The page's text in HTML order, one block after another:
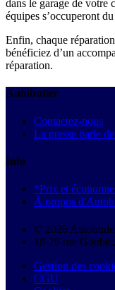
dans le garage de votre
équipes s’occuperont du
Enfin, chaque
bénéficiez d’un
réparation.
Autobutler
Contactez-nous
La presse parle
Info
*Prix et
À propos
© 2026
18-26 rue
Gestion des
CGU